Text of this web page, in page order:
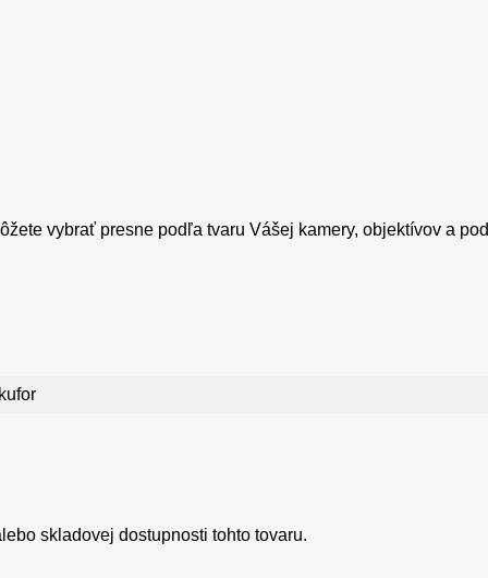
vybrať presne podľa tvaru Vášej kamery, objektívov a
skladovej dostupnosti tohto tovaru.